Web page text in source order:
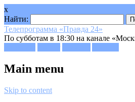
x
Найти:
Телепрограмма «Правда 24»
По субботам в 18:30 на канале
Main menu
Skip to content